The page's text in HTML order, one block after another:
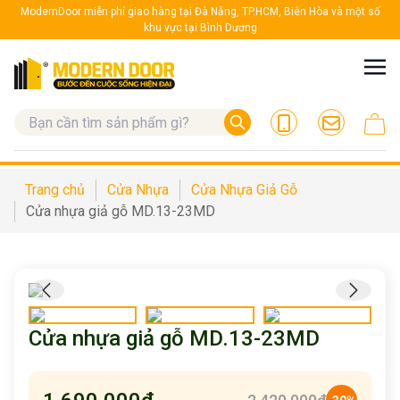
ModernDoor miễn phí giao hàng tại Đà Nẵng, TP.HCM, Biên Hòa và một số
khu vực tại Bình Dương
Trang chủ Cửa Nhựa
Cửa Nhựa Giả Gỗ
Cửa nhựa giả gỗ MD.13-23MD
Cửa nhựa giả gỗ MD.13-23MD